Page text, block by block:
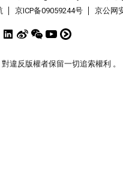
京ICP备09059244号 京公网
違反版權者保留一切追索權利 。